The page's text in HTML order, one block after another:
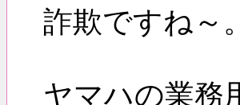
詐欺ですね～。
ヤマハの業務